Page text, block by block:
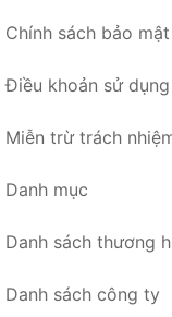
Chính sách bảo mật
Điều khoản sử dụng
Miễn trừ trách
Danh mục
Danh sách thương
Danh sách công ty